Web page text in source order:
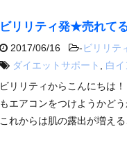
ビリリティ発★売れて
2017/06/16 -ビリリテ
ダイエットサポート
白
ビリリティからこんにちは
もエアコンをつけようかど
これからは肌の露出が増え